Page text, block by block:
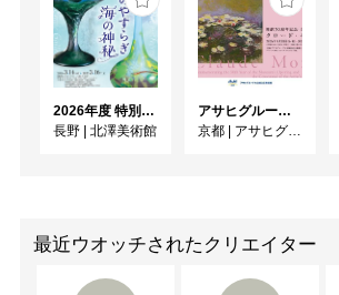
2026年度 特別展「ガレとドーム、アール･ヌーヴォーのガラス 水辺のやすらぎ、海の神秘」
長野 | 北澤美術館
アサヒグループ大山崎山荘美術館 開館30周年記念展「没後100年 クロード・モネ」
京都 | アサヒグループ大山崎山荘美術館
最近ウオッチされたクリエイター